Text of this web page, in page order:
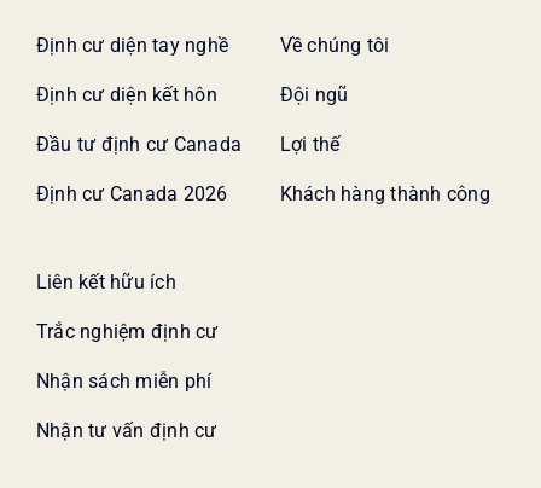
Định cư diện tay nghề
Định cư diện kết hôn
Đầu tư định cư Canada
Định cư Canada 2026
Về chúng tôi
Đội ngũ
Lợi thế
Khách hàng thành công
Liên kết hữu ích
Trắc nghiệm định cư
Nhận sách miễn phí
Nhận tư vấn định cư